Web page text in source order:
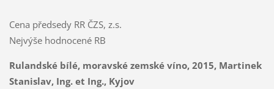
Cena předsedy RR ČZS, z.s.
Nejvýše hodnocené RB
Rulandské bílé, moravské zemské víno, 2015, Martinek
Stanislav, Ing. et Ing., Kyjov